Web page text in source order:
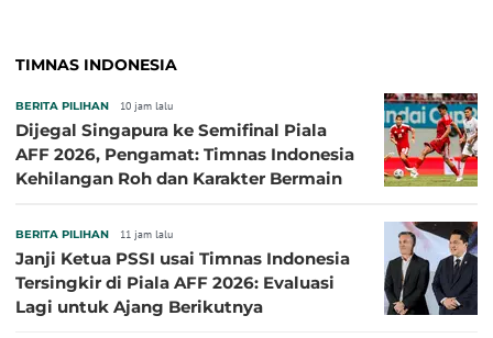
TIMNAS INDONESIA
BERITA PILIHAN 10 jam lalu
Dijegal Singapura ke Semifinal Piala
AFF 2026, Pengamat: Timnas Indonesia
Kehilangan Roh dan Karakter Bermain
BERITA PILIHAN 11 jam lalu
Janji Ketua PSSI usai Timnas Indonesia
Tersingkir di Piala AFF 2026: Evaluasi
Lagi untuk Ajang Berikutnya